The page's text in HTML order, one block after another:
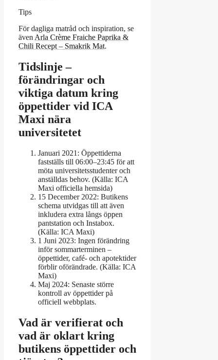
Tips
För dagliga matråd och inspiration, se
även Arla Crème Fraiche Paprika &
Chili Recept – Smakrik Mat.
Tidslinje –
förändringar och
viktiga datum kring
öppettider vid ICA
Maxi nära
universitetet
Januari 2021: Öppettiderna
fastställs till 06:00–23:45 för att
möta universitetsstudenter och
anställdas behov. (Källa: ICA
Maxi officiella hemsida)
15 December 2022: Butikens
schema utvidgas till att även
inkludera extra långs öppen
pantstation och Instabox.
(Källa: ICA Maxi)
1 Juni 2023: Ingen förändring
inför sommarterminen –
öppettider, café- och apotektider
förblir oförändrade. (Källa: ICA
Maxi)
Maj 2024: Senaste större
kontroll av öppettider på
officiell webbplats.
Vad är verifierat och
vad är oklart kring
butikens öppettider och